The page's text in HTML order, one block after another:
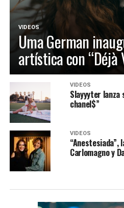
VIDEOS
Uma German
artística con “Déjà
VIDEOS
Slayyyter lanza
chanel$”
VIDEOS
“Anestesiada”,
Carlomagno y